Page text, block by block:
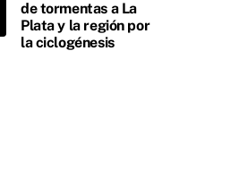
de tormentas a La
Plata y la región por
la ciclogénesis